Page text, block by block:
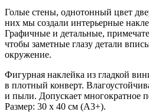
Голые стены, однотонный цвет
них мы создали интерьерные
Графичные и детальные,
чтобы заметные глазу детали
окружение.
Фигурная наклейка из гладкой
в плотный конверт.
и пыли. Допускает многократное
Размер: 30 х 40 см (А3+).